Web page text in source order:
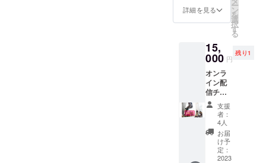
100％
シュ ※
袖口は
リブ仕
様 生産
国：
ミャン
マー＆
中国 吸
水速乾
紫外線
遮蔽 ダ
ブルス
テッチ
普段大
内が
通って
ライミ
ング施
設で、
一緒に
クライ
ミング
体験し
ません
か。 ※
日程は
調整さ
せてい
ただき
詳細を見る ー
ン
を
選
択
す
る
15,
000 円
残り1
オンラ
イン配
信チ
ケット
＋VIP
シート
5組10名
限定で
会場で
の観戦
支援
者：
4人
お届
け予
定：
2023